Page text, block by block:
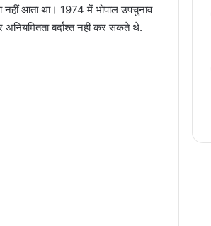
आता था। 1974 में भोपाल उपचुनाव
बर्दाश्त नहीं कर सकते थे.